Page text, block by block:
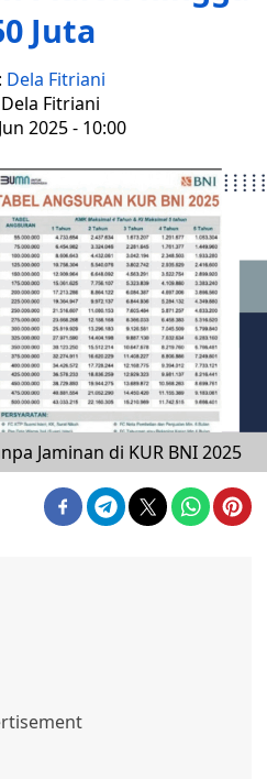
Juta
Dela Fitriani
Fitriani
2025 - 10:00
Jaminan di KUR BNI 2025